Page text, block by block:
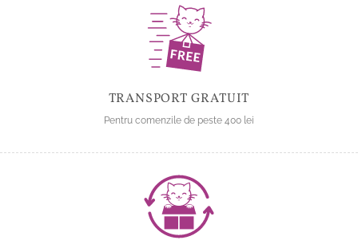
pot
fi
alese
în
pagina
produsului.
TRANSPORT GRATUIT
Pentru comenzile de peste 400 lei